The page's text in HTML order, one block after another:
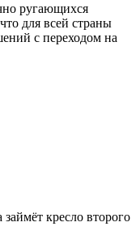
ругающихся
для всей страны
с переходом на
кресло второго